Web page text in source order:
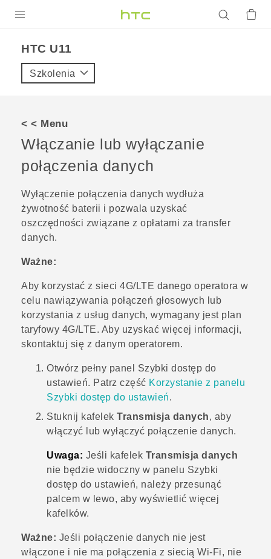
VIVE
VIVERSE
POMOC TECHNICZNA
Urządzenia i akcesoria HTC
Zaloguj się
HTC U11‎
Szkolenia
< < Menu
Włączanie lub wyłączanie
połączenia danych
Wyłączenie połączenia danych wydłuża
żywotność baterii i pozwala uzyskać
oszczędności związane z opłatami za transfer
danych.
Ważne:
Aby korzystać z sieci 4G/LTE danego operatora w
celu nawiązywania połączeń głosowych lub
korzystania z usług danych, wymagany jest plan
taryfowy 4G/LTE. Aby uzyskać więcej informacji,
skontaktuj się z danym operatorem.
Otwórz pełny panel Szybki dostęp do
ustawień. Patrz część Korzystanie z panelu
Szybki dostęp do ustawień.
Stuknij kafelek Transmisja danych, aby
włączyć lub wyłączyć połączenie danych.
Uwaga: Jeśli kafelek Transmisja danych
nie będzie widoczny w panelu Szybki
dostęp do ustawień, należy przesunąć
palcem w lewo, aby wyświetlić więcej
kafelków.
Ważne: Jeśli połączenie danych nie jest
włączone i nie ma połączenia z siecią Wi‍-Fi, nie